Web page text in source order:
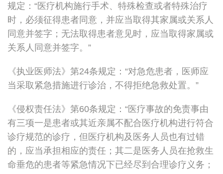
规定：“医疗机构施行手术、特殊检查或者特殊治疗
时，必须征得患者同意，并应当取得其家属或关系人
同意并签字；无法取得患者意见时，应当取得家属或
关系人同意并签字。”
《执业医师法》第24条规定：“对急危患者，医师应
当采取紧急措施进行诊治，不得拒绝急救处置。”
《侵权责任法》第60条规定：“医疗事故的免责事由
有三项一是患者或其近亲属不配合医疗机构进行符合
诊疗规范的诊疗，但医疗机构及医务人员也有过错
的，应当承担相应的责任；其二是医务人员在抢救生
命垂危的患者等紧急情况下已经尽到合理诊疗义务；